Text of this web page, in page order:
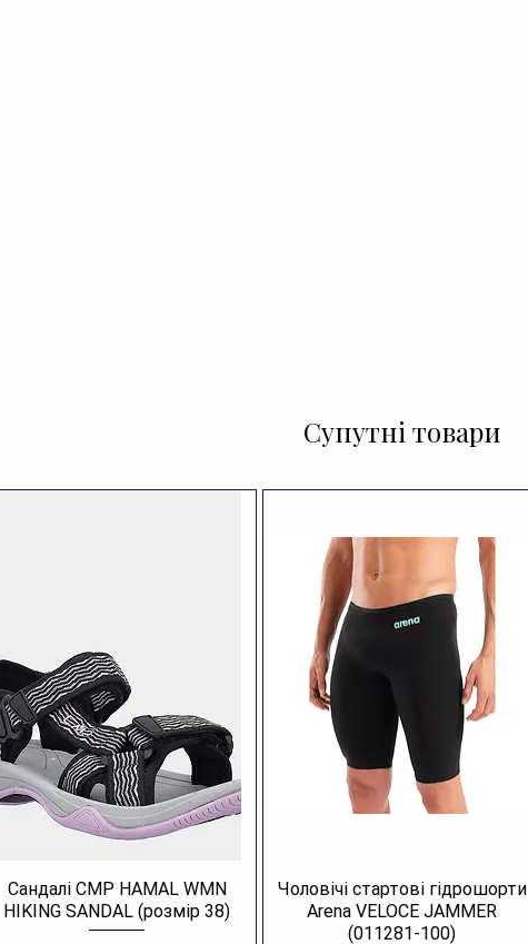
Супутні товари
Сандалі CMP HAMAL WMN
HIKING SANDAL (розмір 38)
Чоловічі стартові гідрошорти
Arena VELOCE JAMMER
(011281-100)